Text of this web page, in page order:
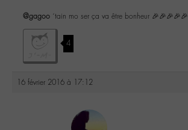
@gagoo ´tain mo ser ça va être bonheur 🎉🎉🎉🎉🎉
4
16 février 2016 à 17:12